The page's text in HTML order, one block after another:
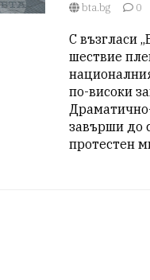
bta.bg 0
С възгласи
шествие
по-високи
завърши до
протестен